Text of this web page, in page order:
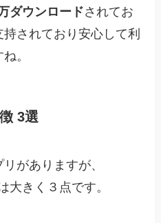
ダウンロードされてお
されており安心して利
。
3選
がありますが、
大きく３点です。